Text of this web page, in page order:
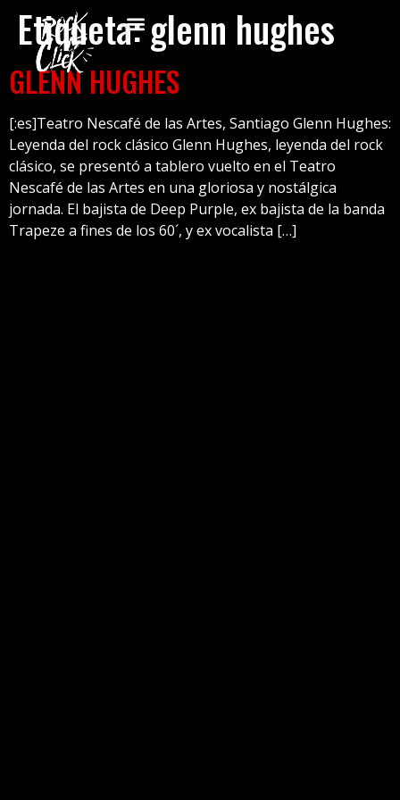
Etiqueta:glenn hughes
GLENN HUGHES
[:es]Teatro Nescafé de las Artes, Santiago Glenn Hughes:
Leyenda del rock clásico Glenn Hughes, leyenda del rock
clásico, se presentó a tablero vuelto en el Teatro
Nescafé de las Artes en una gloriosa y nostálgica
jornada. El bajista de Deep Purple, ex bajista de la banda
Trapeze a fines de los 60´, y ex vocalista […]